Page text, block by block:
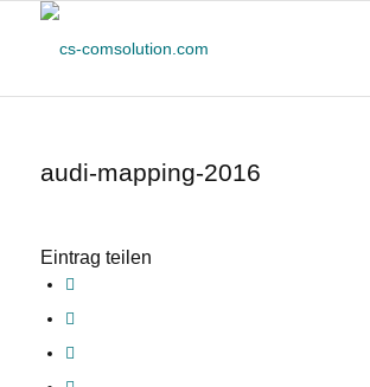
audi-mapping-2016
Eintrag teilen